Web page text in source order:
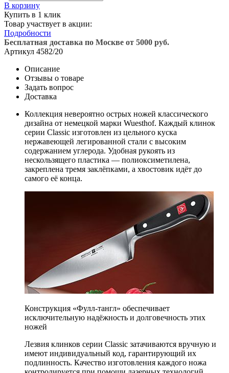
В корзину
Купить в 1 клик
Товар участвует в акции:
Подробности
Бесплатная доставка по Москве от 5000 руб.
Артикул 4582/20
Описание
Отзывы о товаре
Задать вопрос
Доставка
Коллекция невероятно острых ножей классического
дизайна от немецкой марки Wuesthof. Каждый клинок
серии Classic изготовлен из цельного куска
нержавеющей легированной стали с высоким
содержанием углерода. Удобная рукоять из
нескользящего пластика — полиоксиметилена,
закреплена тремя заклёпками, а хвостовик идёт до
самого её конца.
Конструкция «Фулл-тангл» обеспечивает
исключительную надёжность и долговечность этих
ножей
Лезвия клинков серии Classic затачиваются вручную и
имеют индивидуальный код, гарантирующий их
подлинность. Качество изготовления каждого ножа